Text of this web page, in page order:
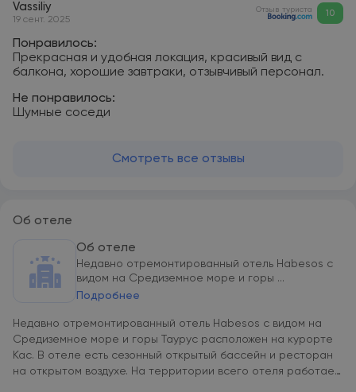
Vassiliy
19 сент. 2025
Отзыв туриста 10
Понравилось:
Прекрасная и удобная локация, красивый вид с
балкона, хорошие завтраки, отзывчивый персонал.
Не понравилось:
Шумные соседи
Смотреть все отзывы
Об отеле
Об отеле
Недавно отремонтированный отель Habesos с
видом на Средиземное море и горы ...
Подробнее
Недавно отремонтированный отель Habesos с видом на
Средиземное море и горы Таурус расположен на курорте
Кас. В отеле есть сезонный открытый бассейн и ресторан
на открытом воздухе. На территории всего отеля работает